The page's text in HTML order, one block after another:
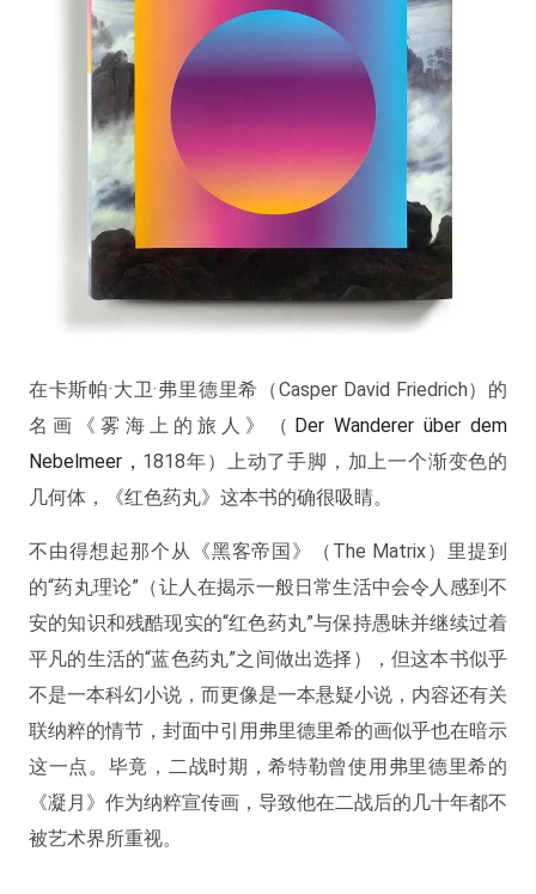
在卡斯帕·大卫·弗里德里希（Casper David Friedrich）的
名画《雾海上的旅人》（ Der Wanderer über dem
Nebelmeer， 1818年）上动了手脚，加上一个渐变色的
几何体，《红色药丸》这本书的确很吸睛。
不由得想起那个从《黑客帝国》（The Matrix）里提到
的“药丸理论”（让人在揭示一般日常生活中会令人感到不
安的知识和残酷现实的“红色药丸”与保持愚昧并继续过着
平凡的生活的“蓝色药丸”之间做出选择），但这本书似乎
不是一本科幻小说，而更像是一本悬疑小说，内容还有关
联纳粹的情节，封面中引用弗里德里希的画似乎也在暗示
这一点。毕竟，二战时期，希特勒曾使用弗里德里希的
《凝月》作为纳粹宣传画，导致他在二战后的几十年都不
被艺术界所重视。